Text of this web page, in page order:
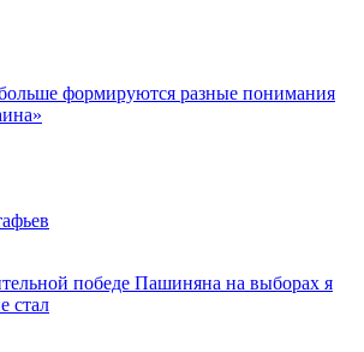
формируются разные понимания
победе Пашиняна на выборах я
стал